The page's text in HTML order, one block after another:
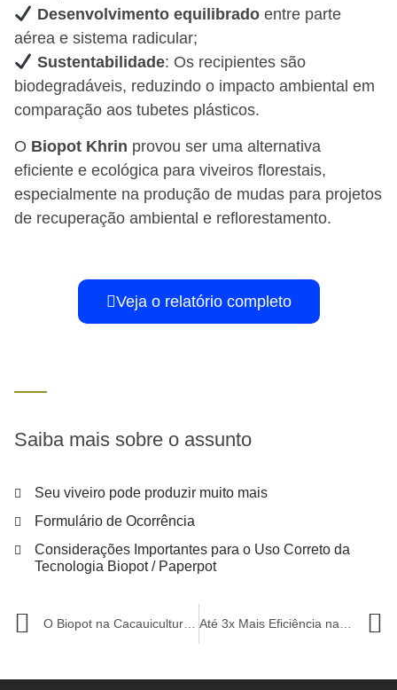
Desenvolvimento equilibradoentre parte
aérea e sistema radicular;
Sustentabilidade: Os recipientes são
biodegradáveis, reduzindo o impacto ambiental em
comparação aos tubetes plásticos.
O Biopot Khrin provou ser uma alternativa
eficiente e ecológica para viveiros florestais,
especialmente na produção de mudas para projetos
de recuperação ambiental e reflorestamento.
Veja o relatório completo
Saiba mais sobre o assunto
Seu viveiro pode produzir muito mais
Formulário de Ocorrência
Considerações Importantes para o Uso Correto da
Tecnologia Biopot / Paperpot